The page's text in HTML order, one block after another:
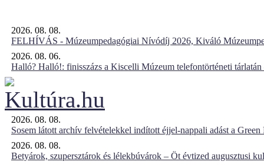
2026. 08. 08.
FELHÍVÁS - Múzeumpedagógiai Nívódíj 2026, Kiváló
2026. 08. 06.
Halló? Halló!: finisszázs a Kiscelli Múzeum telefontörténeti tárlatán
2026. 08. 08.
Sosem látott archív felvételekkel indított éjjel-nappali adást a Green
2026. 08. 08.
Betyárok, szupersztárok és lélekbúvárok – Öt évtized augusztusi